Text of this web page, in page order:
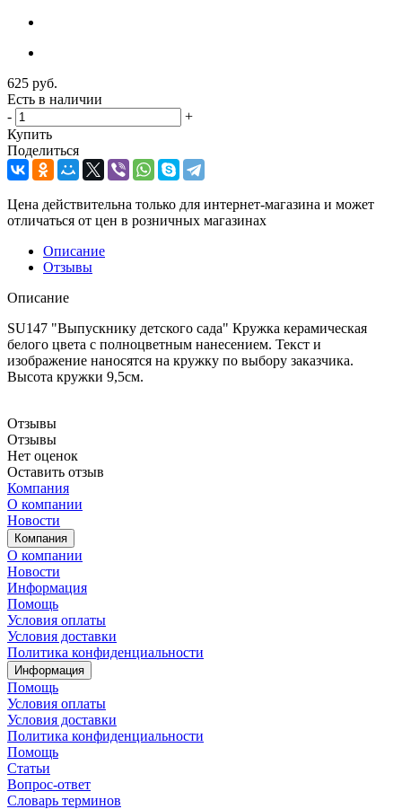
625 руб.
Есть в наличии
-
+
Купить
Поделиться
Цена действительна только для интернет-магазина и может
отличаться от цен в розничных магазинах
Описание
Отзывы
Описание
SU147 "Выпускнику детского сада" Кружка керамическая
белого цвета с полноцветным нанесением. Текст и
изображение наносятся на кружку по выбору заказчика.
Высота кружки 9,5см.
Отзывы
Отзывы
Нет оценок
Оставить отзыв
Компания
О компании
Новости
Компания
О компании
Новости
Информация
Помощь
Условия оплаты
Условия доставки
Политика конфиденциальности
Информация
Помощь
Условия оплаты
Условия доставки
Политика конфиденциальности
Помощь
Статьи
Вопрос-ответ
Словарь терминов